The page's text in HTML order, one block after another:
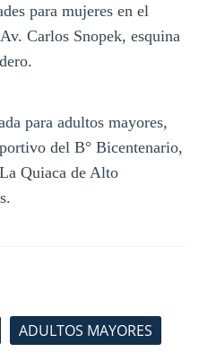
para mujeres en el
Carlos Snopek, esquina
para adultos mayores,
del B° Bicentenario,
Quiaca de Alto
ADULTOS MAYORES